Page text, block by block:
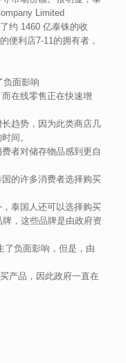
Limited
约 1460 亿泰铢的收
便利店7-11的拥有者，
负面影响
在线零售正在快速增
趋势，因为此类商店几
间。
者对储存物品感到更自
的许多消费者选择购买
泰国人还可以选择购买
牌，这些品牌是由政府资
了负面影响，但是，由
产品，因此政府一直在